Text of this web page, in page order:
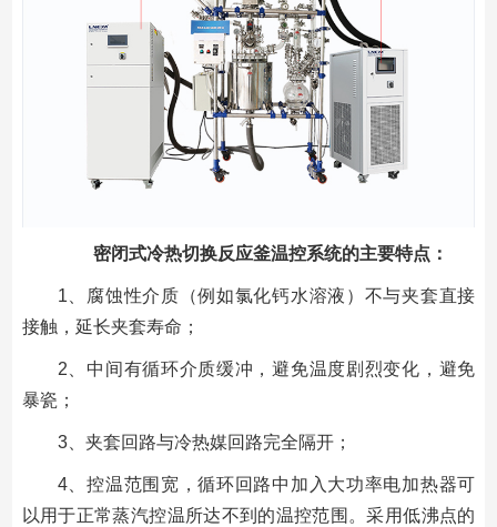
密闭式冷热切换反应釜温控系统的主要特点：
1、腐蚀性介质（例如氯化钙水溶液）不与夹套直接
接触，延长夹套寿命；
2、中间有循环介质缓冲，避免温度剧烈变化，避免
暴瓷；
3、夹套回路与冷热媒回路完全隔开；
4、控温范围宽，循环回路中加入大功率电加热器可
以用于正常蒸汽控温所达不到的温控范围。采用低沸点的